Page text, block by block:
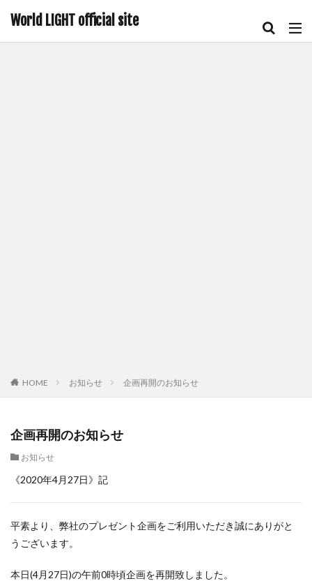
World LIGHT official site
HOME お知らせ 企画再開のお知らせ
企画再開のお知らせ
お知らせ
《2020年4月27日》記
平素より、弊社のプレゼント企画をご利用いただき誠にありがと
うございます。
本日(4月27日)の午前0時頃企画を再開致しました。